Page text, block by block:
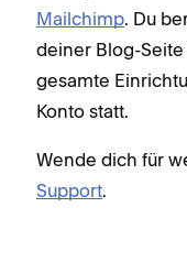
Mailchimp. Du
deiner Blog-
gesamte
Konto statt.
Wende dich für
Support.